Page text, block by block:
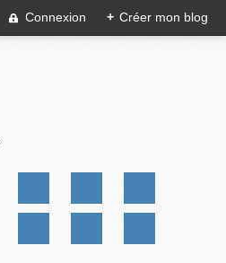
Connexion + Créer mon blog